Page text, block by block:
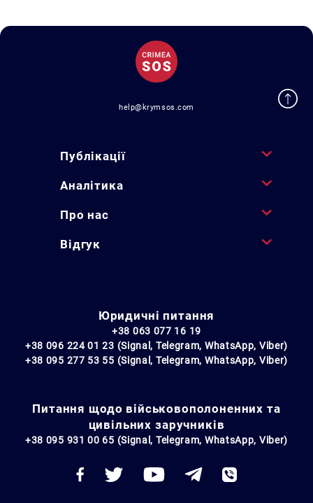
help@krymsos.com
Публікації
Аналітика
Про нас
Відгук
Юридичні питання
+38 063 077 16 19
+38 096 224 01 23 (Signal, Telegram, WhatsApp, Viber)
+38 095 277 53 55 (Signal, Telegram, WhatsApp, Viber)
Питання щодо військовополоненних та
цивільних заручників
+38 095 931 00 65 (Signal, Telegram, WhatsApp, Viber)